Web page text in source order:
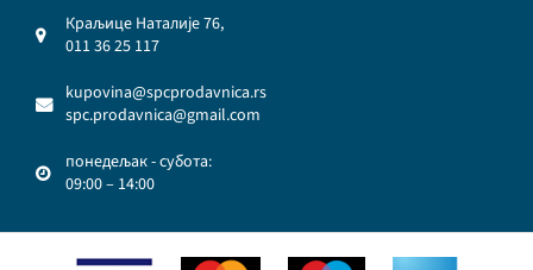
Краљице Наталије 76,
011 36 25 117
kupovina@spcprodavnica.rs
spc.prodavnica@gmail.com
понедељак - субота:
09:00 – 14:00